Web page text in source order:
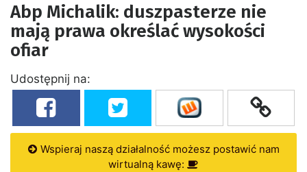
Abp Michalik: duszpasterze nie
mają prawa określać wysokości
ofiar
Udostępnij na:
Wspieraj naszą działalność możesz postawić nam
wirtualną kawę: